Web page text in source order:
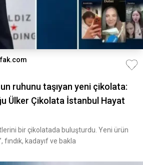
ruhunu taşıyan yeni çikolata:
Ülker Çikolata İstanbul Hayat
bir çikolatada buluşturdu. Yeni ürün
fındık, kadayıf ve bakla